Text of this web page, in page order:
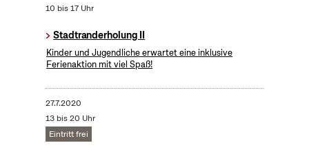
10 bis 17 Uhr
Stadtranderholung II
Kinder und Jugendliche erwartet eine inklusive
Ferienaktion mit viel Spaß!
27.7.2020
13 bis 20 Uhr
Eintritt frei